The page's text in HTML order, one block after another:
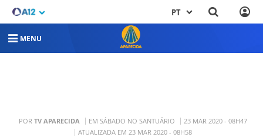
PT
MENU
POR TV APARECIDA EM SÁBADO NO SANTUÁRIO
23 MAR 2020 - 08H47
ATUALIZADA EM 23 MAR 2020 - 08H58